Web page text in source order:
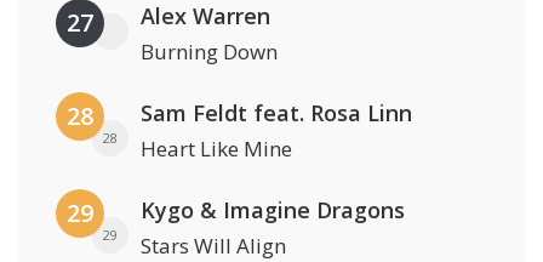
27 Alex Warren
Burning Down
28
28
Sam Feldt feat. Rosa Linn
Heart Like Mine
29
29
Kygo & Imagine Dragons
Stars Will Align